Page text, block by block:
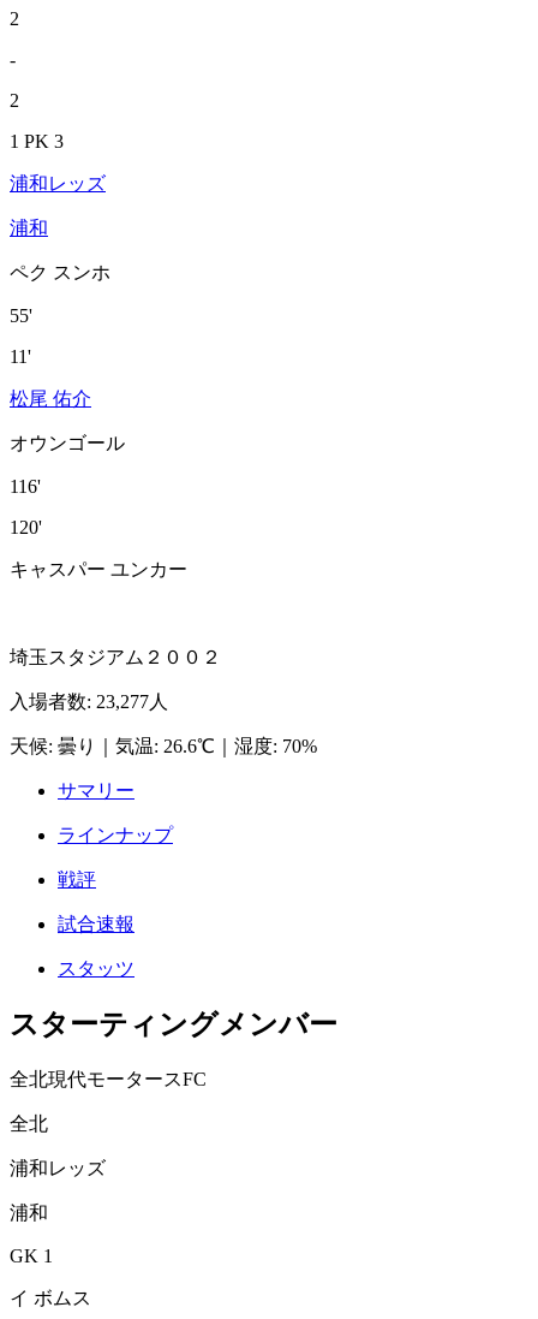
2
-
2
1 PK 3
浦和レッズ
浦和
ペク スンホ
55'
11'
松尾 佑介
オウンゴール
116'
120'
キャスパー ユンカー
埼玉スタジアム２００２
入場者数: 23,277人
天候: 曇り 気温: 26.6℃ 湿度: 70%
サマリー
ラインナップ
戦評
試合速報
スタッツ
スターティングメンバー
全北現代モータースFC
全北
浦和レッズ
浦和
GK 1
イ ボムス